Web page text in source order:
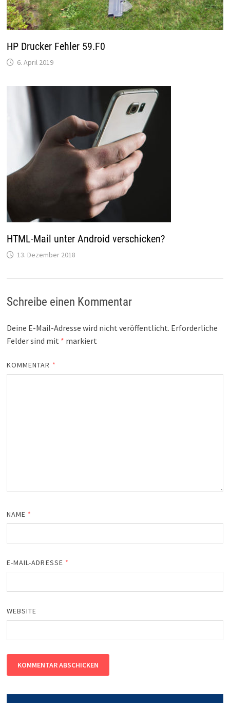
HP Drucker Fehler 59.F0
6. April 2019
HTML-Mail unter Android verschicken?
13. Dezember 2018
Schreibe einen Kommentar
Deine E-Mail-Adresse wird nicht veröffentlicht. Erforderliche
Felder sind mit * markiert
KOMMENTAR *
NAME *
E-MAIL-ADRESSE *
WEBSITE